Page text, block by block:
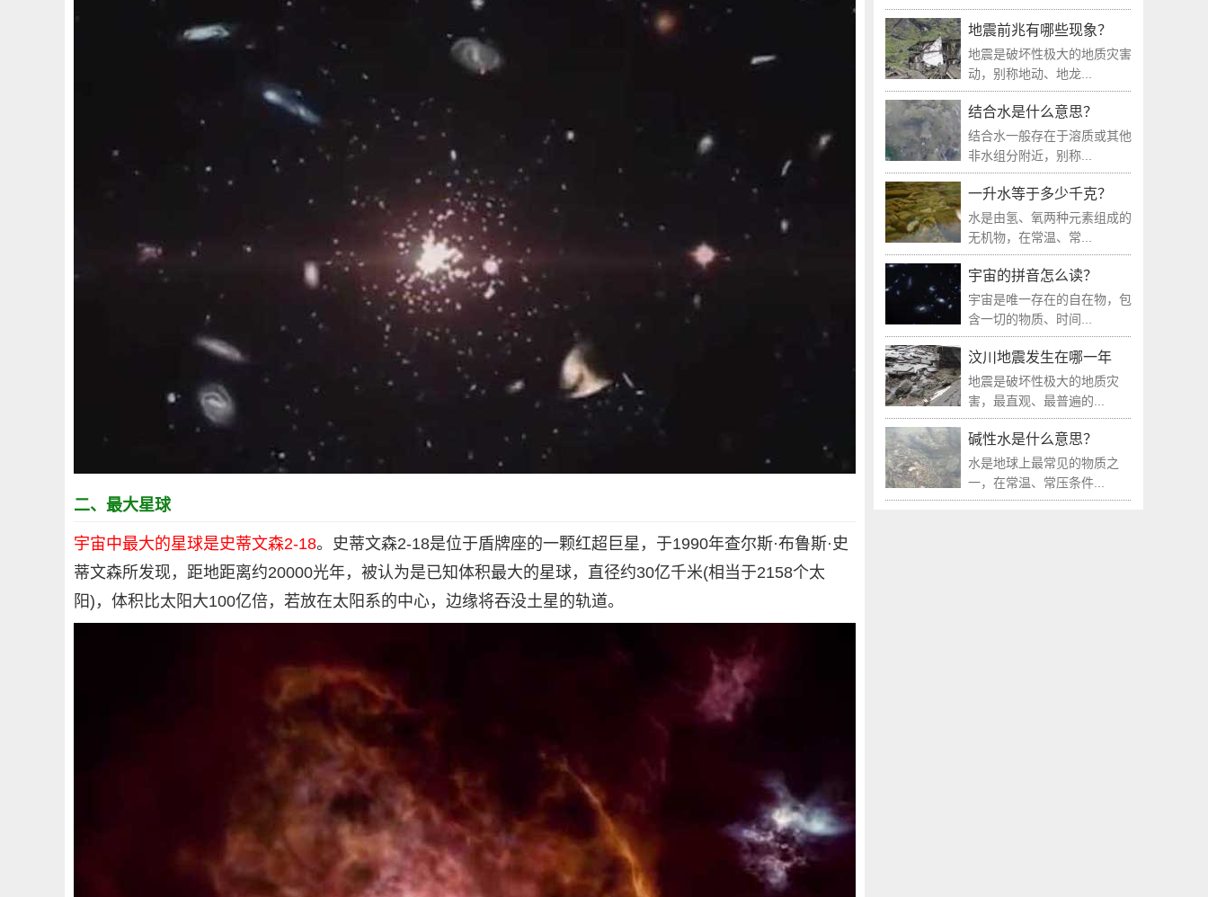
二、最大星球
宇宙中最大的星球是史蒂文森2-18。史蒂文森2-18是位于盾牌座的一颗红超巨星，于1990年查尔斯·布鲁斯·史
蒂文森所发现，距地距离约20000光年，被认为是已知体积最大的星球，直径约30亿千米(相当于2158个太
阳)，体积比太阳大100亿倍，若放在太阳系的中心，边缘将吞没土星的轨道。
地震前兆有哪些现象？
地震是破坏性极大的地质灾害
动，别称地动、地龙...
结合水是什么意思？
结合水一般存在于溶质或其他
非水组分附近，别称...
一升水等于多少千克？
水是由氢、氧两种元素组成的
无机物，在常温、常...
宇宙的拼音怎么读？
宇宙是唯一存在的自在物，包
含一切的物质、时间...
汶川地震发生在哪一年
地震是破坏性极大的地质灾
害，最直观、最普遍的...
碱性水是什么意思？
水是地球上最常见的物质之
一，在常温、常压条件...